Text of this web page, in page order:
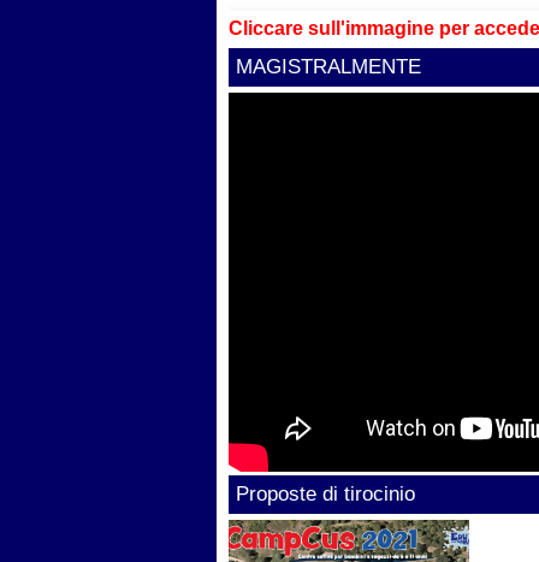
Cliccare sull'immagine per
MAGISTRALMENTE
Proposte di tirocinio